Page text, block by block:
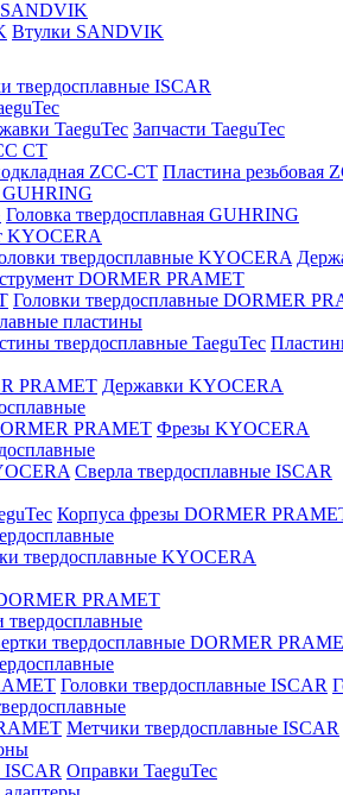
Втулки SANDVIK
твердосплавные ISCAR
TaeguTec Запчасти TaeguTec
CT
ZCC-CT Пластина резьбовая
Головка твердосплавная GUHRING
KYOCERA
твердосплавные KYOCERA
DORMER PRAMET
Головки твердосплавные DORMER
пластины
твердосплавные TaeguTec
PRAMET Державки KYOCERA
PRAMET Фрезы KYOCERA
Сверла твердосплавные ISCAR
Корпуса фрезы DORMER
твердосплавные KYOCERA
PRAMET
твердосплавные
твердосплавные DORMER
Головки твердосплавные ISCAR
Метчики твердосплавные ISCAR
Оправки TaeguTec